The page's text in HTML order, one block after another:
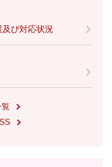
び対応状況